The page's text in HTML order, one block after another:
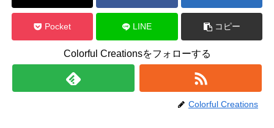
Pocket LINE コピー
Colorful Creationsをフォローする
Colorful Creations